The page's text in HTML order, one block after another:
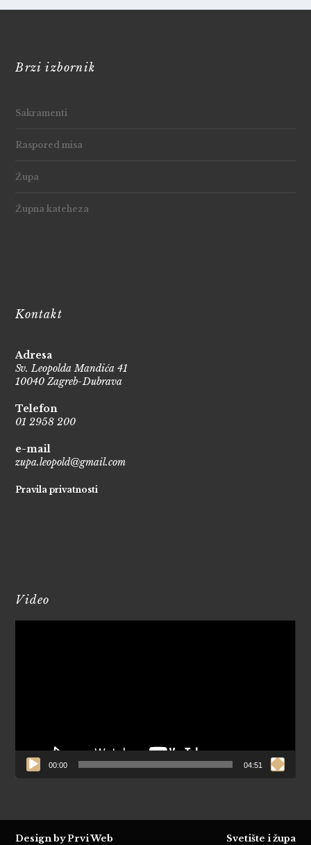
Brzi izbornik
Sakramenti
Raspored misa
Župa
Župna kateheza
Kontakt
Adresa
Sv. Leopolda Mandića 41
10040 Zagreb-Dubrava
Telefon
01 2958 200
e-mail
zupa.leopold@gmail.com
Pravila privatnosti
Video
00:00 04:51
Design by Prvi Web Svetište i župa